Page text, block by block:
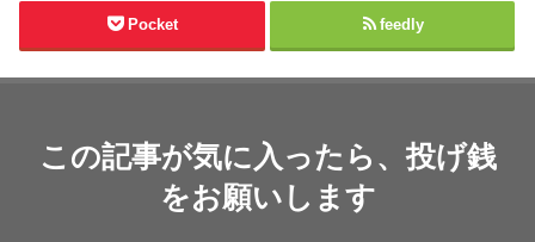
Pocket feedly
この記事が気に入ったら、投げ銭
をお願いします